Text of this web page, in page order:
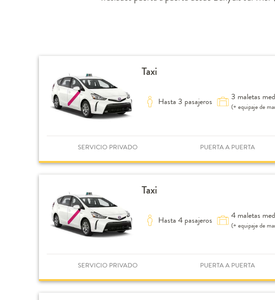
Taxi
Hasta 3 pasajeros 3 maletas
(+ equipaje de
SERVICIO PRIVADO PUERTA A PUERTA
Taxi
Hasta 4 pasajeros 4 maletas
(+ equipaje de
SERVICIO PRIVADO PUERTA A PUERTA